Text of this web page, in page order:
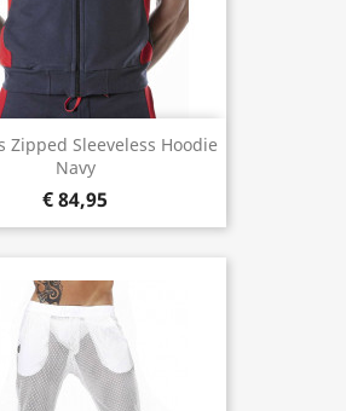
Zipped Sleeveless Hoodie
Navy
€ 84,95